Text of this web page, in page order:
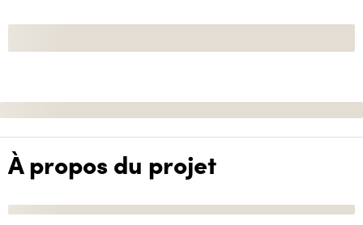
À propos du projet